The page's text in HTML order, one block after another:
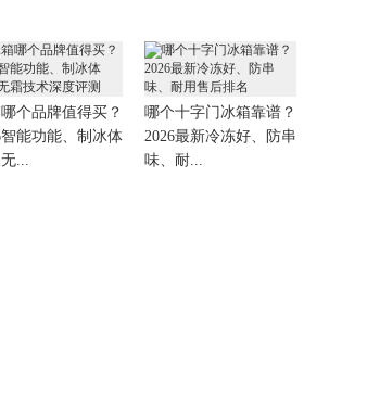
个品牌值得买？
智能功能、制冰体
...
哪个十字门冰箱靠谱？
2026最新冷冻好、防串
味、耐...